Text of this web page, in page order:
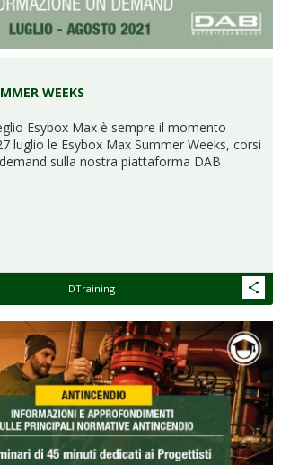
WEEKS
Esybox Max è sempre il momento
luglio le Esybox Max Summer Weeks, corsi
sulla nostra piattaforma DAB
DTraining